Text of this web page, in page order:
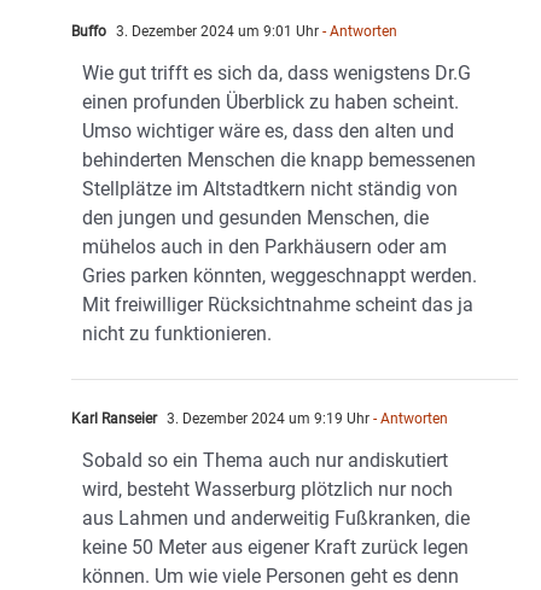
Buffo 3. Dezember 2024 um 9:01 Uhr - Antworten
Wie gut trifft es sich da, dass wenigstens Dr.G
einen profunden Überblick zu haben scheint.
Umso wichtiger wäre es, dass den alten und
behinderten Menschen die knapp bemessenen
Stellplätze im Altstadtkern nicht ständig von
den jungen und gesunden Menschen, die
mühelos auch in den Parkhäusern oder am
Gries parken könnten, weggeschnappt werden.
Mit freiwilliger Rücksichtnahme scheint das ja
nicht zu funktionieren.
Karl Ranseier 3. Dezember 2024 um 9:19 Uhr - Antworten
Sobald so ein Thema auch nur andiskutiert
wird, besteht Wasserburg plötzlich nur noch
aus Lahmen und anderweitig Fußkranken, die
keine 50 Meter aus eigener Kraft zurück legen
können. Um wie viele Personen geht es denn